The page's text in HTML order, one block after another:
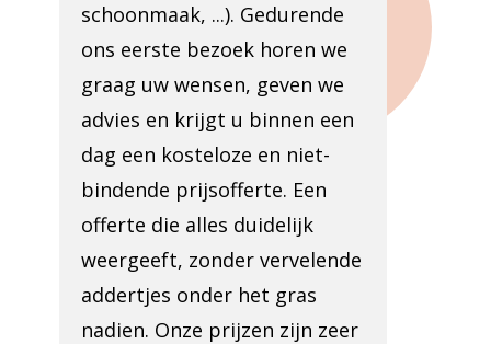
schoonmaak, ...). Gedurende
ons eerste bezoek horen we
graag uw wensen, geven we
advies en krijgt u binnen een
dag een kosteloze en niet-
bindende prijsofferte. Een
offerte die alles duidelijk
weergeeft, zonder vervelende
addertjes onder het gras
nadien. Onze prijzen zijn zeer